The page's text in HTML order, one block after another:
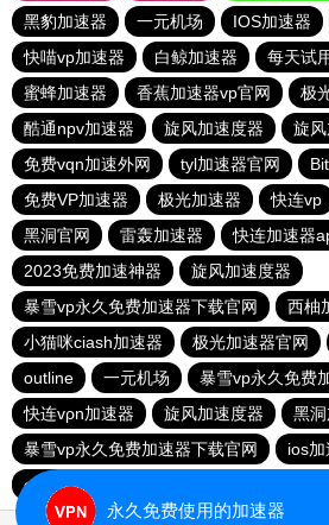
黑豹加速器
一元机场 IOS加速器
快喵vp加速器
白鲸加速器
每天试
蜜蜂加速器
香蕉加速器vp官网
极
酷通npv加速器
旋风加速度器
旋
免费vqn加速外网
tyl加速器官网
免费VP加速器
极光加速器 快连vp
黑洞官网
雷轰加速器
快连加速器
2023免费加速神器
旋风加速度器
暴雪vp永久免费加速器下载官网
西柚
小猫咪ciash加速器
极光加速器官网
outline
一元机场
暴雪vp永久免费
快连vρn加速器
旋风加速度器
黑
暴雪vp永久免费加速器下载官网
ios加
outline
永久免费使用的加速器